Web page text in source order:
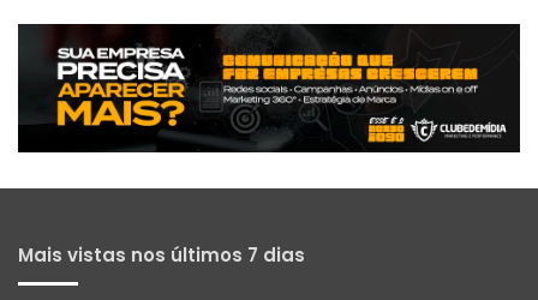
Mais vistas nos últimos 7 dias